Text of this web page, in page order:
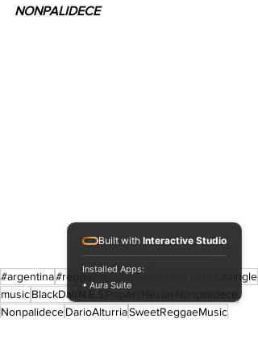
NONPALIDECE
#argentina#reggaelatinoamerica
#single
musicBlackDali N.E.S
NestorNonpalidece
NonpalideceDarioAlturriaSweetReggaeMusic
Built with Interactive Studio
Installed Apps:
• Aura Suite